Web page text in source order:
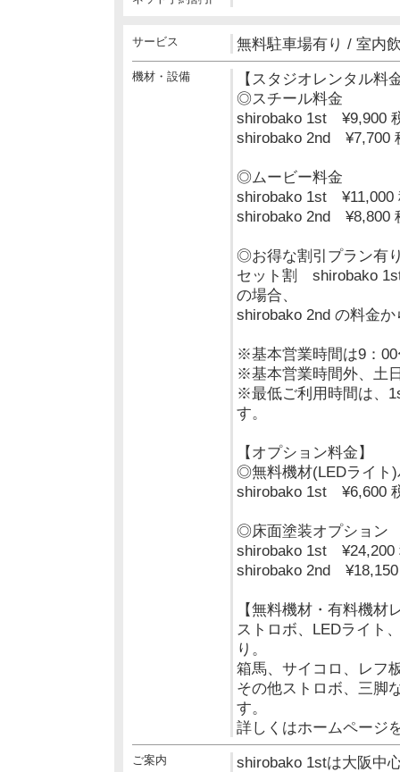
サービス 無料駐車場有り / 室内
機材・設備
【スタジオレンタル料
◎スチール料金
shirobako 1st ¥9,900
shirobako 2nd ¥7,700
◎ムービー料金
shirobako 1st ¥11,000
shirobako 2nd ¥8,800
◎お得な割引プラン有
セット割 shirobako
の場合、
shirobako 2nd の料金
※基本営業時間は9：
※基本営業時間外、土
※最低ご利用時間は、
す。
【オプション料金】
◎無料機材(LEDライ
shirobako 1st ¥6,600
◎床面塗装オプション
shirobako 1st ¥24,200
shirobako 2nd
【無料機材・有料機材
ストロボ、LEDライト
り。
箱馬、サイコロ、レフ
その他ストロボ、三脚
す。
詳しくはホームページ
ご案内
shirobako 1stは大阪中